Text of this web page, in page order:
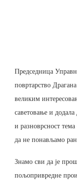
Председница
повртарство
великим
саветовање и
и разноврсност
да не понављамо
Знамо сви да је
пољопривредне